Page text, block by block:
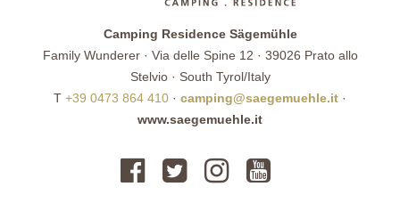
Camping Residence Sägemühle
Family Wunderer · Via delle Spine 12 · 39026 Prato allo
Stelvio · South Tyrol/Italy
T +39 0473 864 410 · camping@saegemuehle.it ·
www.saegemuehle.it